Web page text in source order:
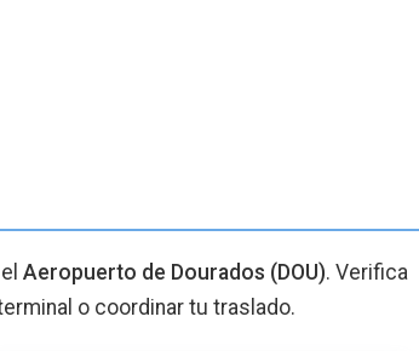
Aeropuerto de Dourados (DOU). Verifica
o coordinar tu traslado.